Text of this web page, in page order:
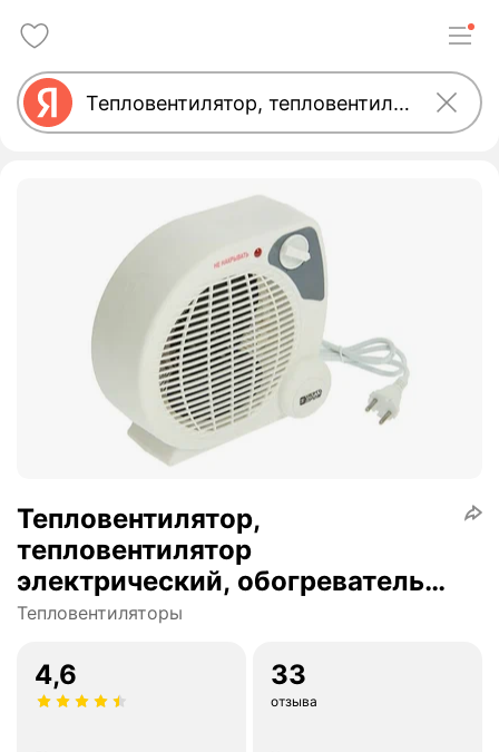
Тепловентилятор,
тепловентилятор
электрический, обогреватель
напольный настольный, 2000
температуры
Тепловентиляторы
4,6 33
отзыва